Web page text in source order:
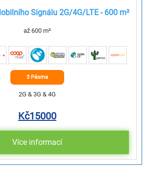
Signálu 2G/4G/LTE - 600 m²
až 600 m²
3 Pásma
2G & 3G & 4G
Kč15000
Více informací